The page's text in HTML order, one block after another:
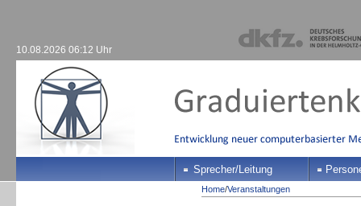
10.08.2026 06:12 Uhr
Sprecher/Leitung
Home/Veranstaltungen